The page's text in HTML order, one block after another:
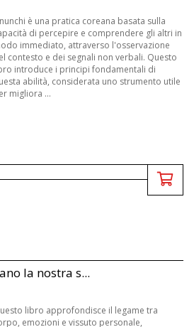
è una pratica coreana basata sulla
di percepire e comprendere gli altri in
immediato, attraverso l'osservazione
contesto e dei segnali non verbali. Questo
introduce i principi fondamentali di
abilità, considerata uno strumento utile
migliora ...
la nostra s...
libro approfondisce il legame tra
emozioni e vissuto personale,